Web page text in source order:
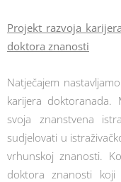
Projekt razvoja
doktora znanosti
Natječajem
karijera
svoja znanstvena
sudjelovati u
vrhunskoj znanosti.
doktora znanosti